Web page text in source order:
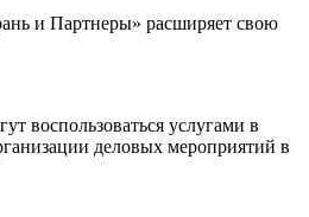
и Партнеры» расширяет свою
воспользоваться услугами в
деловых мероприятий в